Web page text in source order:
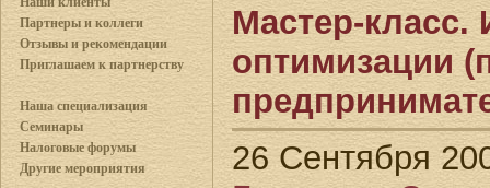
Партнеры и коллеги
Отзывы и рекомендации
Приглашаем к партнерству
Наша специализация
Семинары
Налоговые форумы
Другие мероприятия
Мастер-класс.
оптимизации
26 Сентября